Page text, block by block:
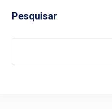
Pesquisar